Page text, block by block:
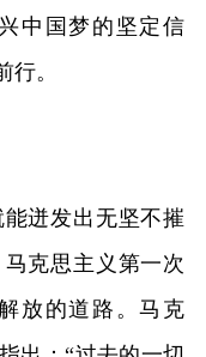
中国梦的坚定信
。
迸发出无坚不摧
克思主义第一次
放的道路。马克